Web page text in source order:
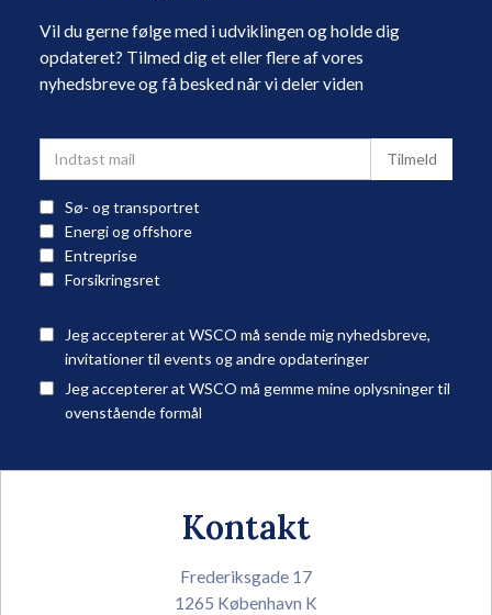
Vil du gerne følge med i udviklingen og holde dig
opdateret? Tilmed dig et eller flere af vores
nyhedsbreve og få besked når vi deler viden
Sø- og transportret
Energi og offshore
Entreprise
Forsikringsret
Jeg accepterer at WSCO må sende mig nyhedsbreve,
invitationer til events og andre opdateringer
Jeg accepterer at WSCO må gemme mine oplysninger til
ovenstående formål
Kontakt
Frederiksgade 17
1265 København K